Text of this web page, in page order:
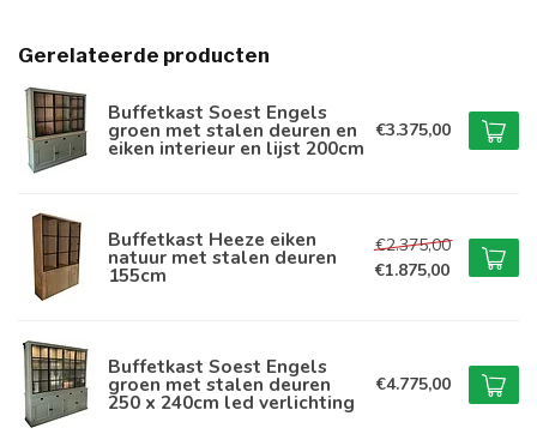
Gerelateerde producten
Buffetkast Soest Engels
groen met stalen deuren en
eiken interieur en lijst 200cm
€3.375,00
Buffetkast Heeze eiken
natuur met stalen deuren
155cm
€2.375,00
€1.875,00
Buffetkast Soest Engels
groen met stalen deuren
250 x 240cm led verlichting
€4.775,00